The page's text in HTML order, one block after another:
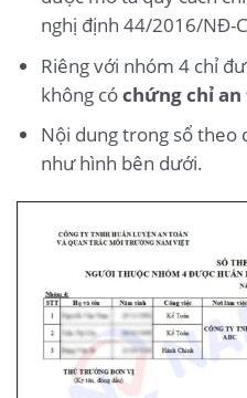
nghị định 44/2016/NĐ-
Riêng với nhóm 4 chỉ
không cóchứng chỉ
Nội dung trong sổ theo
như hình bên dưới.